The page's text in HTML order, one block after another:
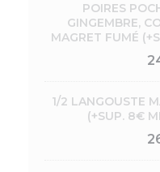
POIRES
GINGEMBRE,
MAGRET FUMÉ
1/2 LANGOUSTE
(+SUP. 8€